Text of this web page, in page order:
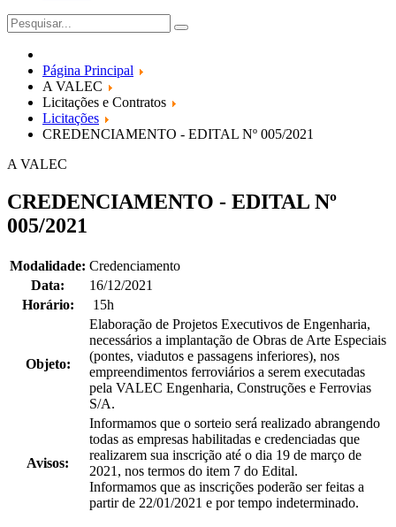
Página Principal
A VALEC
Licitações e Contratos
Licitações
CREDENCIAMENTO - EDITAL Nº 005/2021
A VALEC
CREDENCIAMENTO - EDITAL Nº
005/2021
Modalidade: Credenciamento
Data:
16/12/2021
Horário:
15h
Objeto:
Elaboração de Projetos Executivos de Engenharia,
necessários a implantação de Obras de Arte Especiais
(pontes, viadutos e passagens inferiores), nos
empreendimentos ferroviários a serem executadas
pela VALEC Engenharia, Construções e Ferrovias
S/A.
Avisos:
Informamos que o sorteio será realizado abrangendo
todas as empresas habilitadas e credenciadas que
realizarem sua inscrição até o dia 19 de março de
2021, nos termos do item 7 do Edital.
Informamos que as inscrições poderão ser feitas a
partir de 22/01/2021 e por tempo indeterminado.